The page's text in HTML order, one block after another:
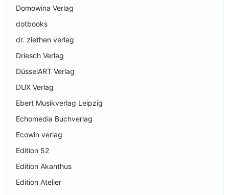
Domowina Verlag
dotbooks
dr. ziethen verlag
Driesch Verlag
DüsselART Verlag
DUX Verlag
Ebert Musikverlag Leipzig
Echomedia Buchverlag
Ecowin verlag
Edition 52
Edition Akanthus
Edition Atelier